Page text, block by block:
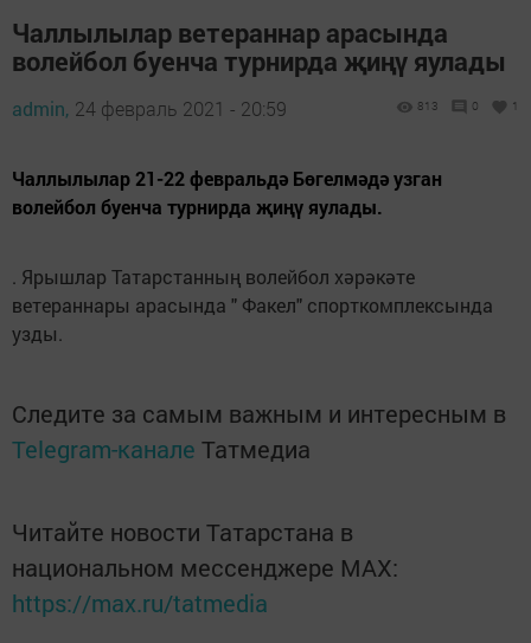
Чаллылылар ветераннар арасында
волейбол буенча турнирда җиңү яулады
admin, 24 февраль 2021 - 20:59 813 0 1
Чаллылылар 21-22 февральдә Бөгелмәдә узган
волейбол буенча турнирда җиңү яулады.
. Ярышлар Татарстанның волейбол хәрәкәте
ветераннары арасында " Факел" спорткомплексында
узды.
Следите за самым важным и интересным в
Telegram-канале Татмедиа
Читайте новости Татарстана в
национальном мессенджере MАХ:
https://max.ru/tatmedia